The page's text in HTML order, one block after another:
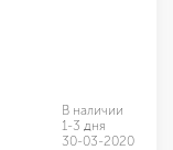
В наличии
1-3 дня
30-03-2020